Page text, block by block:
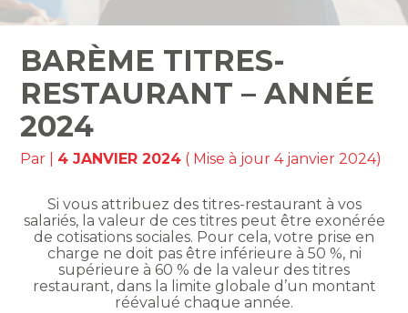
BARÈME TITRES-
RESTAURANT – ANNÉE
2024
Par 4 JANVIER 2024 ( Mise à jour 4 janvier 2024)
Si vous attribuez des titres-restaurant à vos
salariés, la valeur de ces titres peut être exonérée
de cotisations sociales. Pour cela, votre prise en
charge ne doit pas être inférieure à 50 %, ni
supérieure à 60 % de la valeur des titres
restaurant, dans la limite globale d’un montant
réévalué chaque année.